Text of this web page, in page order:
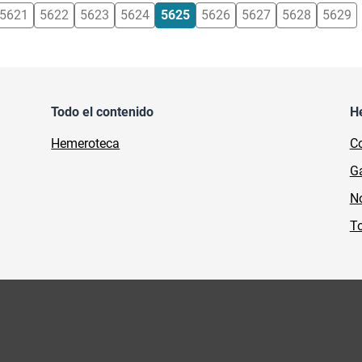
5622 5623 5624 5625 5626 5627 5628 5629
Todo el contenido
Hemeroteca